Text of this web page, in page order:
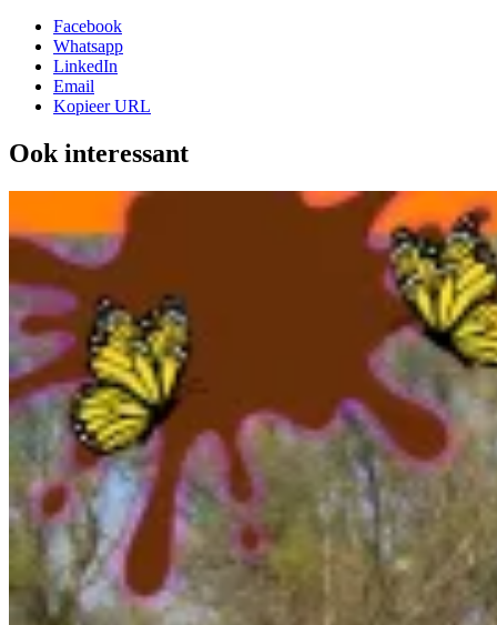
Facebook
Whatsapp
LinkedIn
Email
Kopieer URL
Ook interessant